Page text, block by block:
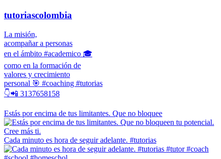
tutoriascolombia
La misión,
acompañar a personas
en el ámbito #academico 🎓
como en la formación de
valores y crecimiento
personal 🎯 #coaching #tutorias
👇📲 3137658158
Estás por encima de tus limitantes. Que no bloquee
Cada minuto es hora de seguir adelante. #tutorias